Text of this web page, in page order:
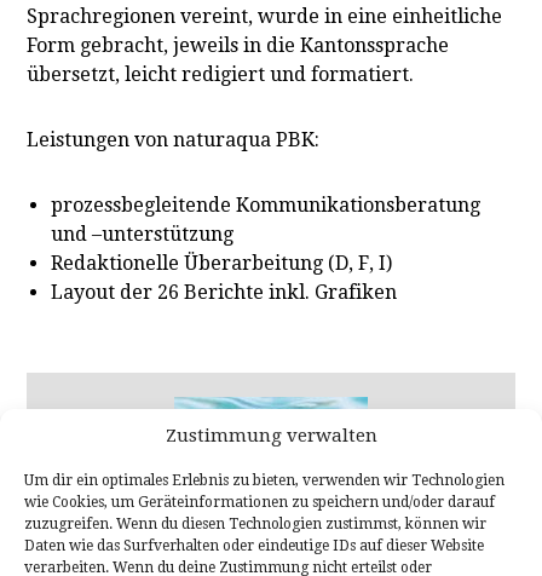
Zustimmung verwalten
Um dir ein optimales Erlebnis zu bieten, verwenden wir Technologien
wie Cookies, um Geräteinformationen zu speichern und/oder darauf
zuzugreifen. Wenn du diesen Technologien zustimmst, können wir
Daten wie das Surfverhalten oder eindeutige IDs auf dieser Website
verarbeiten. Wenn du deine Zustimmung nicht erteilst oder
Sprachregionen vereint, wurde in eine einheitliche
Form gebracht, jeweils in die Kantonssprache
übersetzt, leicht redigiert und formatiert.
Leistungen von naturaqua PBK:
prozessbegleitende Kommunikationsberatung
und –unterstützung
Redaktionelle Überarbeitung (D, F, I)
Layout der 26 Berichte inkl. Grafiken